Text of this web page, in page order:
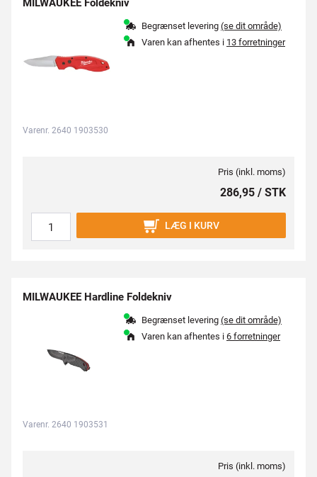
MILWAUKEE Foldekniv
Begrænset levering (se dit område)
Varen kan afhentes i 13 forretninger
Varenr. 2640 1903530
Pris (inkl. moms)
286,95 / STK
LÆG I KURV
MILWAUKEE Hardline Foldekniv
Begrænset levering (se dit område)
Varen kan afhentes i 6 forretninger
Varenr. 2640 1903531
Pris (inkl. moms)